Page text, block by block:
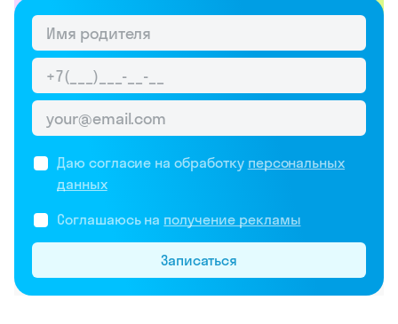
Даю согласие на обработку персональных
данных
Соглашаюсь на получение рекламы
Записаться